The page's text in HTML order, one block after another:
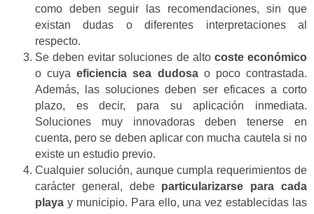
como deben seguir las recomendaciones, sin que
existan dudas o diferentes interpretaciones al
respecto.
Se deben evitar soluciones de alto coste económico
o cuyaeficiencia sea dudosa o poco contrastada.
Además, las soluciones deben ser eficaces a corto
plazo, es decir, para su aplicación inmediata.
Soluciones muy innovadoras deben tenerse en
cuenta, pero se deben aplicar con mucha cautela si no
existe un estudio previo.
Cualquier solución, aunque cumpla requerimientos de
carácter general, debe particularizarse para cada
playa y municipio. Para ello, una vez establecidas las